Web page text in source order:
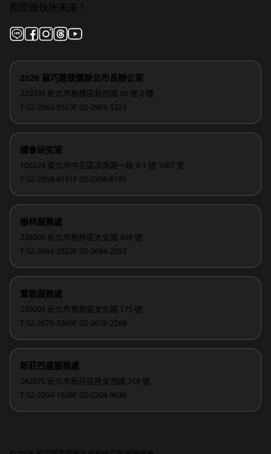
和您做伙拚未來！
2026 蘇巧慧競選新北市長辦公室
220335 新北市板橋區新府路 88 號 2 樓
T 02-2963-5523F 02-2963-5323
國會研究室
100224 臺北市中正區濟南路一段 3-1 號 1007 室
T 02-2358-6191 F 02-2358-6195
樹林服務處
238009 新北市樹林區大安路 499 號
T 02-2684-2522F 02-2684-2533
鶯歌服務處
239005 新北市鶯歌區文化路 175 號
T 02-2678-3368F 02-2678-2268
新莊西盛服務處
242070 新北市新莊區民安西路 319 號
T 02-2204-1638F 02-2204-9636